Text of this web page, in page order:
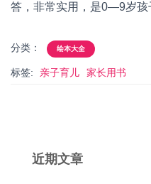
答，非常实用，是0—9岁孩
分类： 绘本大全
标签: 亲子育儿 家长用书
近期文章